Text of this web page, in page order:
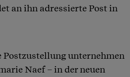
an ihn adressierte Post in
unternehmen
Naef – in der neuen